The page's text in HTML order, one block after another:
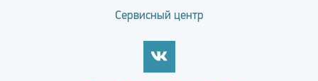
Сервисный центр